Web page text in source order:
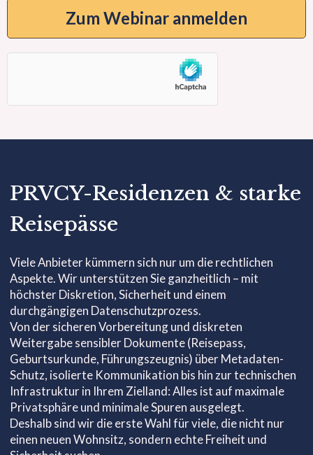
Zum Webinar anmelden
PRVCY-Residenzen & starke
Reisepässe
Viele Anbieter kümmern sich nur um die rechtlichen
Aspekte. Wir unterstützen Sie ganzheitlich – mit
höchster Diskretion, Sicherheit und einem
durchgängigen Datenschutzprozess.
Von der sicheren Vorbereitung und diskreten
Weitergabe sensibler Dokumente (Reisepass,
Geburtsurkunde, Führungszeugnis) über Metadaten-
Schutz, isolierte Kommunikation bis hin zur technischen
Infrastruktur in Ihrem Zielland: Alles ist auf maximale
Privatsphäre und minimale Spuren ausgelegt.
Deshalb sind wir die erste Wahl für viele, die nicht nur
einen neuen Wohnsitz, sondern echte Freiheit und